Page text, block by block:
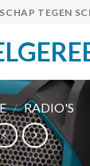
TEGEN
/ RADIO'S